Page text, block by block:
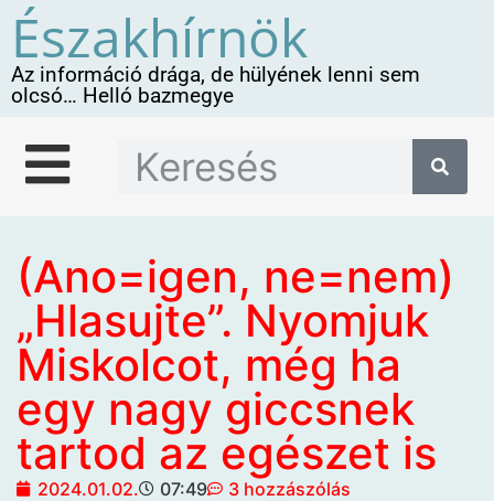
Északhírnök
Az információ drága, de hülyének lenni sem
olcsó… Helló bazmegye
(Ano=igen, ne=nem)
„Hlasujte”. Nyomjuk
Miskolcot, még ha
egy nagy giccsnek
tartod az egészet is
2024.01.02. 07:49 3 hozzászólás